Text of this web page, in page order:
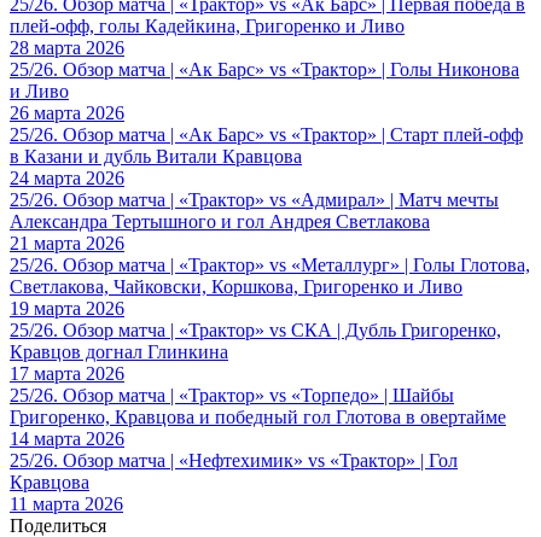
плей-офф, голы Кадейкина, Григоренко и Ливо
28 марта 2026
25/26. Обзор матча | «Ак Барс» vs «Трактор» | Голы Никонова
и Ливо
26 марта 2026
25/26. Обзор матча | «Ак Барс» vs «Трактор» | Старт плей-офф
в Казани и дубль Витали Кравцова
24 марта 2026
25/26. Обзор матча | «Трактор» vs «Адмирал» | Матч мечты
Александра Тертышного и гол Андрея Светлакова
21 марта 2026
25/26. Обзор матча | «Трактор» vs «Металлург» | Голы Глотова,
Светлакова, Чайковски, Коршкова, Григоренко и Ливо
19 марта 2026
25/26. Обзор матча | «Трактор» vs СКА | Дубль Григоренко,
Кравцов догнал Глинкина
17 марта 2026
25/26. Обзор матча | «Трактор» vs «Торпедо» | Шайбы
Григоренко, Кравцова и победный гол Глотова в овертайме
14 марта 2026
25/26. Обзор матча | «Нефтехимик» vs «Трактор» | Гол
Кравцова
11 марта 2026
Поделиться